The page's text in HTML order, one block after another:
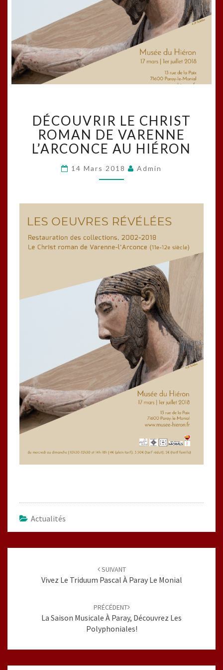
LE
CHRIST
ROMAN
DE
VARENNE
L’ARCONCE
DÉCOUVRIR LE CHRIST
ROMAN DE VARENNE
L’ARCONCE AU HIÉRON
14 Mars 2018 Admin
Actualités
SUIVANT
Vivez Le Triduum Pascal À Paray Le Monial
PRÉCÉDENT
La Saison Musicale À Paray, Découvrez Les
Polyphoniales!